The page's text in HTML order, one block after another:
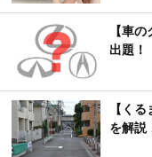
【車
出題！
【く
を解説